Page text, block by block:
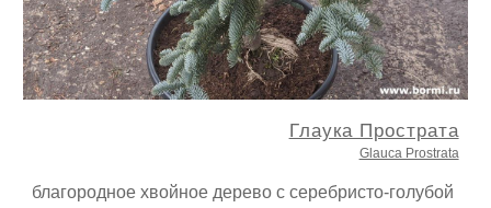
Глаука Прострата
Glauca Prostrata
благородное хвойное дерево с серебристо-голубой